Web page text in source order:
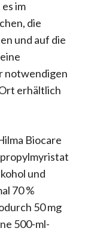
im
die
und auf die
notwendigen
erhältlich
Biocare
und
70 %
50 mg
500-ml-